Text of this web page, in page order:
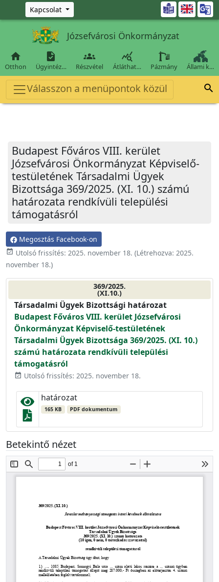
Ugrás a fő tartalomra
Kapcsolat 
Józsefvárosi Önkormányzat

Otthon

Ügyintéz…

Részvétel

Átláthat… Pázmány Állami k…
Válasszon a menüpontok közül 
Budapest Főváros VIII. kerület
Józsefvárosi Önkormányzat Képviselő-
testületének Társadalmi Ügyek
Bizottsága 369/2025. (XI. 10.) számú
határozata rendkívüli települési
támogatásról
Megosztás Facebook-on
event_available Utolsó frissítés: 2025. november 18. (Létrehozva: 2025.
november 18.)
369/2025.
(XI.10.)
Társadalmi Ügyek Bizottsági határozat
Budapest Főváros VIII. kerület Józsefvárosi
Önkormányzat Képviselő-testületének
Társadalmi Ügyek Bizottsága 369/2025. (XI. 10.)
számú határozata rendkívüli települési
támogatásról
event_available Utolsó frissítés: 2025. november 18.
határozat
165 KB PDF dokumentum
Betekintő nézet